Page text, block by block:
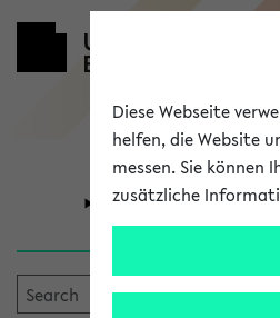
University
Diese Webseite
helfen, die Website
messen. Sie können
zusätzliche